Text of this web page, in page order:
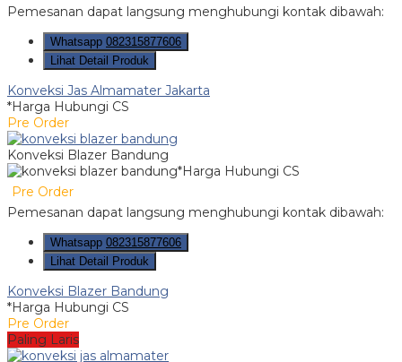
Pemesanan dapat langsung menghubungi kontak dibawah:
Whatsapp 082315877606
Lihat Detail Produk
Konveksi Jas Almamater Jakarta
*Harga Hubungi CS
Pre Order
Konveksi Blazer Bandung
*Harga Hubungi CS
Pre Order
Pemesanan dapat langsung menghubungi kontak dibawah:
Whatsapp 082315877606
Lihat Detail Produk
Konveksi Blazer Bandung
*Harga Hubungi CS
Pre Order
Paling Laris